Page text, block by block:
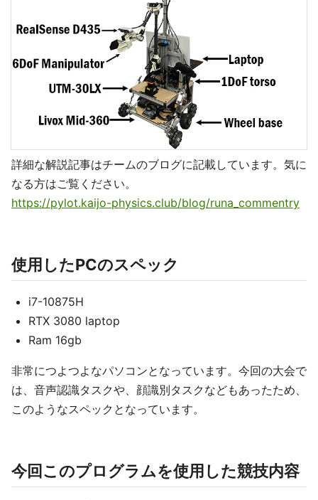
詳細な解説記事はチームのブログに記載しています。気に
なる方はご覧ください。
https://pylot.kaijo-physics.club/blog/runa_commentry
使用したPCのスペック
i7-10875H
RTX 3080 laptop
Ram 16gb
非常につよつよなパソコンとなっています。今回の大会で
は、音声認識タスクや、顔識別タスクなどもあったため、
このようなスペックとなっています。
今回このプログラムを使用した競技内容